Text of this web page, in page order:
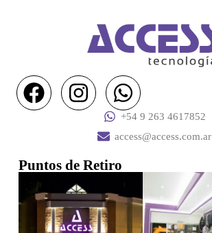
+54 9 263 4617852
access@access.com.ar
Puntos de Retiro